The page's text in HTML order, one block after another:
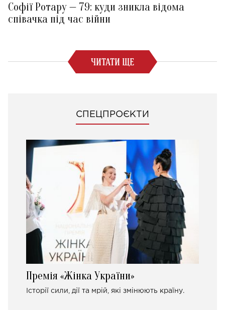
Софії Ротару — 79: куди зникла відома
співачка під час війни
ЧИТАТИ ЩЕ
СПЕЦПРОЄКТИ
Премія «Жінка України»
Історії сили, дії та мрій, які змінюють країну.